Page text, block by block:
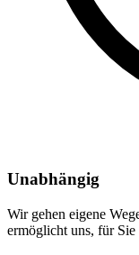
Unabhängig
Wir gehen eigene
ermöglicht uns, für